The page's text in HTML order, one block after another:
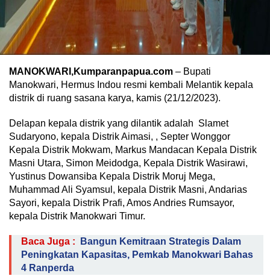
MANOKWARI,Kumparanpapua.com – Bupati
Manokwari, Hermus Indou resmi kembali Melantik kepala
distrik di ruang sasana karya, kamis (21/12/2023).
Delapan kepala distrik yang dilantik adalah Slamet
Sudaryono, kepala Distrik Aimasi, , Septer Wonggor
Kepala Distrik Mokwam, Markus Mandacan Kepala Distrik
Masni Utara, Simon Meidodga, Kepala Distrik Wasirawi,
Yustinus Dowansiba Kepala Distrik Moruj Mega,
Muhammad Ali Syamsul, kepala Distrik Masni, Andarias
Sayori, kepala Distrik Prafi, Amos Andries Rumsayor,
kepala Distrik Manokwari Timur.
Baca Juga :
Bangun Kemitraan Strategis Dalam
Peningkatan Kapasitas, Pemkab Manokwari Bahas
4 Ranperda